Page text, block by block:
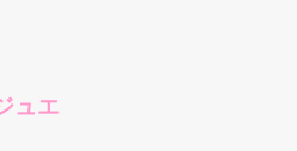
ュエ